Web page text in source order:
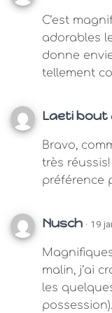
C’est
adorables
donne
tellement
Laeti bout
Bravo,
très
préférence
Nusch · 19
malin, j’ai
les